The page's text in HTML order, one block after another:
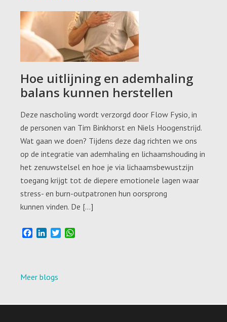
Hoe uitlijning en ademhaling
balans kunnen herstellen
Deze nascholing wordt verzorgd door Flow Fysio, in
de personen van Tim Binkhorst en Niels Hoogenstrijd.
Wat gaan we doen? Tijdens deze dag richten we ons
op de integratie van ademhaling en lichaamshouding in
het zenuwstelsel en hoe je via lichaamsbewustzijn
toegang krijgt tot de diepere emotionele lagen waar
stress- en burn-outpatronen hun oorsprong
kunnen vinden. De […]
o
k
d
n
p
Meer blogs